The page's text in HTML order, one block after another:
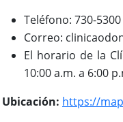
Teléfono: 730-
Correo:
El horario de la
10:00 a.m. a 6:00
Ubicación: https://